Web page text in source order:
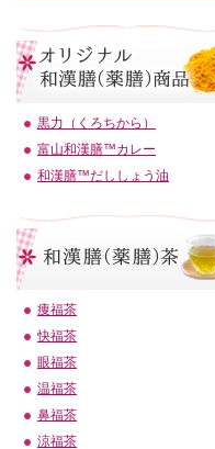
黒力（くろちから）
富山和漢膳™カレー
和漢膳™だししょう油
痩福茶
快福茶
眼福茶
温福茶
鼻福茶
涼福茶